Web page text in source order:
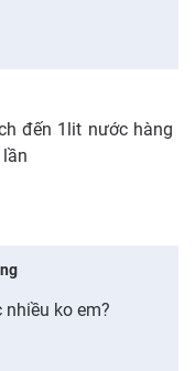
đến 1lit nước hàng
ko em?